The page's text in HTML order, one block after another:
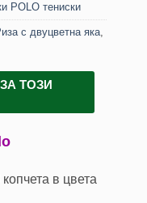
POLO тениски
с двуцветна яка,
ТОЗИ
в цвета